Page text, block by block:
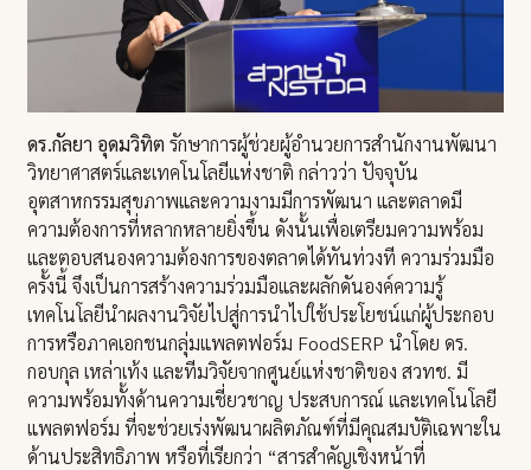
ดร.กัลยา อุดมวิทิต รักษาการผู้ช่วยผู้อำนวยการสำนักงานพัฒนา
วิทยาศาสตร์และเทคโนโลยีแห่งชาติ กล่าวว่า ปัจจุบัน
อุตสาหกรรมสุขภาพและความงามมีการพัฒนา และตลาดมี
ความต้องการที่หลากหลายยิ่งขึ้น ดังนั้นเพื่อเตรียมความพร้อม
และตอบสนองความต้องการของตลาดได้ทันท่วงที ความร่วมมือ
ครั้งนี้ จึงเป็นการสร้างความร่วมมือและผลักดันองค์ความรู้
เทคโนโลยีนำผลงานวิจัยไปสู่การนำไปใช้ประโยชน์แก่ผู้ประกอบ
การหรือภาคเอกชนกลุ่มแพลตฟอร์ม FoodSERP นำโดย ดร.
กอบกุล เหล่าเท้ง และทีมวิจัยจากศูนย์แห่งชาติของ สวทช. มี
ความพร้อมทั้งด้านความเชี่ยวชาญ ประสบการณ์ และเทคโนโลยี
แพลตฟอร์ม ที่จะช่วยเร่งพัฒนาผลิตภัณฑ์ที่มีคุณสมบัติเฉพาะใน
ด้านประสิทธิภาพ หรือที่เรียกว่า “สารสำคัญเชิงหน้าที่